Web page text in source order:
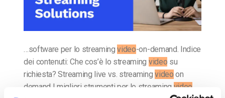
…software per lo streamingvideo-on-demand. Indice
dei contenuti: Che cos’è lo streaming video su
richiesta? Streaming live vs. streamingvideo on
demand I migliori strumenti per lo streaming video